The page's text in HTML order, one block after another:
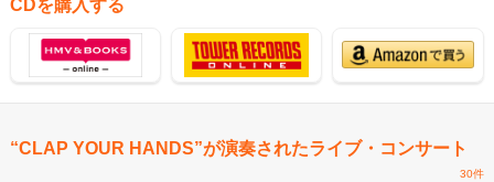
“CLAP YOUR HANDS”が演奏されたライブ・コンサート
30件